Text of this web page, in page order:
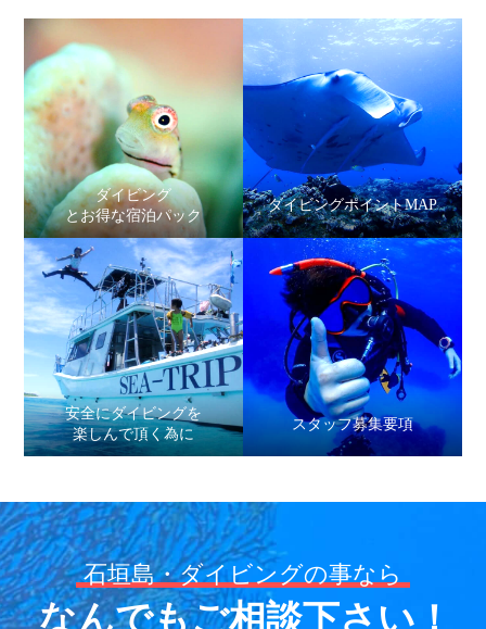
ダイビング
とお得な宿泊パック
ダイビングポイントMAP
安全にダイビングを
楽しんで頂く為に
スタッフ募集要項
石垣島・ダイビングの事なら
なんでもご相談下さい！